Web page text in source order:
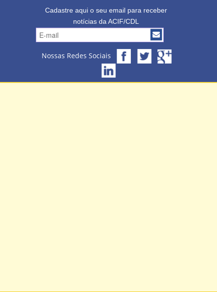
Cadastre aqui o seu email para receber
notícias da ACIF/CDL
Nossas Redes Sociais